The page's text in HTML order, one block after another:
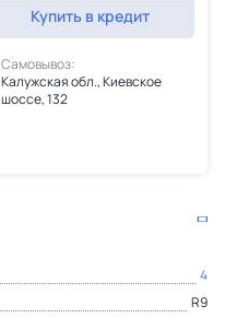
Купить в кредит
Самовывоз:
Калужская обл., Киевское
шоссе, 132
4
R9